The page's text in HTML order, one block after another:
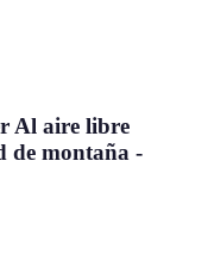
Al aire libre
de montaña -